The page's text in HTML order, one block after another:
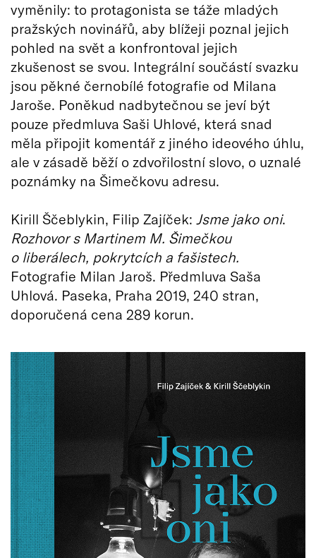
vyměnily: to protagonista se táže mladých
pražských novinářů, aby blížeji poznal jejich
pohled na svět a konfrontoval jejich
zkušenost se svou. Integrální součástí svazku
jsou pěkné černobílé fotografie od Milana
Jaroše. Poněkud nadbytečnou se jeví být
pouze předmluva Saši Uhlové, která snad
měla připojit komentář z jiného ideového úhlu,
ale v zásadě běží o zdvořilostní slovo, o uznalé
poznámky na Šimečkovu adresu.
Kirill Ščeblykin, Filip Zajíček: Jsme jako oni.
Rozhovor s Martinem M. Šimečkou
o liberálech, pokrytcích a fašistech.
Fotografie Milan Jaroš. Předmluva Saša
Uhlová. Paseka, Praha 2019, 240 stran,
doporučená cena 289 korun.